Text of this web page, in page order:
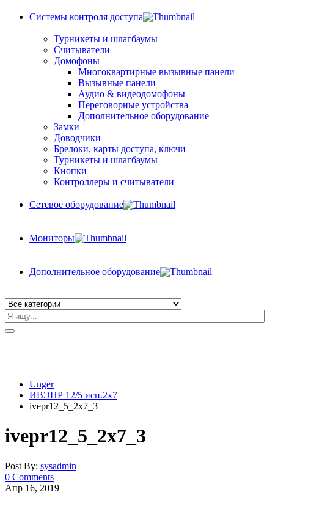
Системы контроля доступа
Турникеты и шлагбаумы
Cчитыватели
Домофоны
Многоквартирные вызывные панели
Вызывные панели
Аудио & видеодомофоны
Переговорные устройства
Дополнительное оборудование
Замки
Доводчики
Брелоки, карты доступа, ключи
Турникеты и шлагбаумы
Кнопки
Контроллеры и считыватели
Сетевое оборудование
Мониторы
Дополнительное оборудование
Unger
ИВЭПР 12/5 исп.2х7
ivepr12_5_2x7_3
ivepr12_5_2x7_3
Post By: sysadmin
0 Comments
Апр 16, 2019